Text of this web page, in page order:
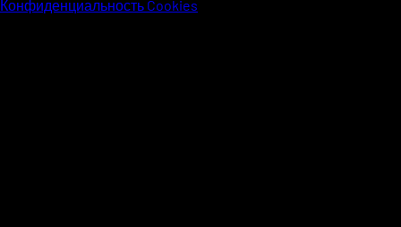
Конфиденциальность Cookies